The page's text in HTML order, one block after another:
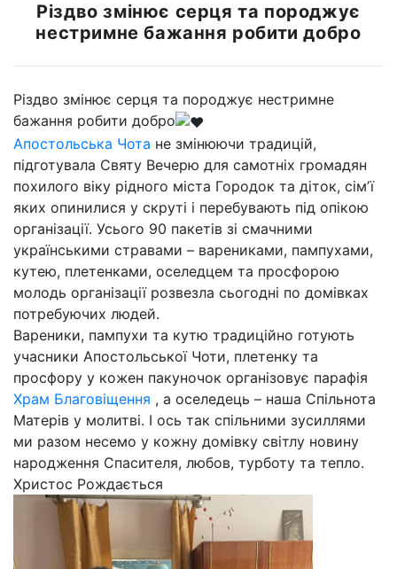
Різдво змінює серця та породжує
нестримне бажання робити добро
Різдво змінює серця та породжує нестримне
бажання робити добро
Апостольська Чота не змінюючи традицій,
підготувала Святу Вечерю для самотніх громадян
похилого віку рідного міста Городок та діток, сімʼї
яких опинилися у скруті і перебувають під опікою
організації. Усього 90 пакетів зі смачними
українськими стравами – варениками, пампухами,
кутею, плетенками, оселедцем та просфорою
молодь організації розвезла сьогодні по домівках
потребуючих людей.
Вареники, пампухи та кутю традиційно готують
учасники Апостольської Чоти, плетенку та
просфору у кожен пакуночок організовує парафія
Храм Благовіщення , а оселедець – наша Спільнота
Матерів у молитві. І ось так спільними зусиллями
ми разом несемо у кожну домівку світлу новину
народження Спасителя, любов, турботу та тепло.
Христос Рождається